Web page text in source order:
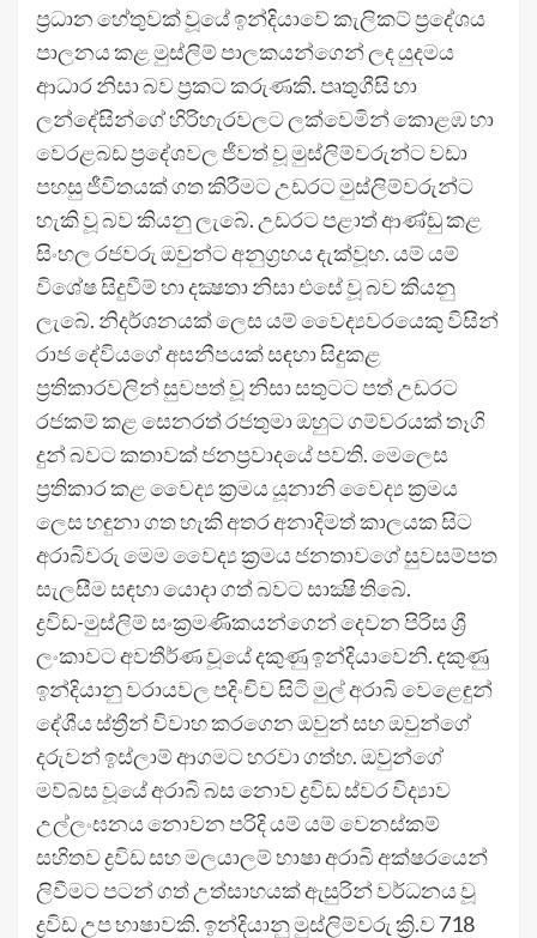
ප්‍රධාන හේතුවක් වූයේ ඉන්දියාවේ කැලිකට් ප්‍රදේශය
පාලනය කළ මුස්ලිම් පාලකයන්ගෙන් ලද යුදමය
ආධාර නිසා බව ප්‍රකට කරුණකි. පෘතුගීසි හා
ලන්දේසින්ගේ හිරිහැරවලට ලක්වෙමින් කොළඹ හා
වෙරළබඩ ප්‍රදේශවල ජීවත් වූ මුස්ලිම්වරුන්ට වඩා
පහසු ජීවිතයක් ගත කිරීමට උඩරට මුස්ලිම්වරුන්ට
හැකි වූ බව කියනු ලැබේ. උඩරට පළාත් ආණ්ඩු කළ
සිංහල රජවරු ඔවුන්ට අනුග්‍රහය දැක්වූහ. යම් යම්
විශේෂ සිදුවීම් හා දක්‍ෂතා නිසා එසේ වූ බව කියනු
ලැබේ. නිදර්ශනයක් ලෙස යම් වෛද්‍යවරයෙකු විසින්
රාජ දේවියගේ අසනීපයක් සඳහා සිදුකළ
ප්‍රතිකාරවලින් සුවපත් වූ නිසා සතුටට පත් උඩරට
රජකම් කළ සෙනරත් රජතුමා ඔහුට ගම්වරයක් තෑගි
දුන් බවට කතාවක් ජනප්‍රවාදයේ පවති. මෙලෙස
ප්‍රතිකාර කළ වෛද්‍ය ක්‍රමය යූනානි වෛද්‍ය ක්‍රමය
ලෙස හඳුනා ගත හැකි අතර අනාදිමත් කාලයක සිට
අරාබිවරු මෙම වෛද්‍ය ක්‍රමය ජනතාවගේ සුවසම්පත
සැලසීම සඳහා යොදා ගත් බවට සාක්‍ෂි තිබේ.
ද්‍රවිඩ-මුස්ලිම් සංක්‍රමණිකයන්ගෙන් දෙවන පිරිස ශ්‍රී
ලංකාවට අවතීර්ණ වූයේ දකුණු ඉන්දියාවෙනි. දකුණු
ඉන්දියානු වරායවල පදිංචිව සිටි මුල් අරාබි වෙළෙඳුන්
දේශීය ස්ත්‍රීන් විවාහ කරගෙන ඔවුන් සහ ඔවුන්ගේ
දරුවන් ඉස්ලාම් ආගමට හරවා ගත්හ. ඔවුන්ගේ
මව්බස වූයේ අරාබි බස නොව ද්‍රවිඩ ස්වර විද්‍යාව
උල්ලංඝනය නොවන පරිදි යම් යම් වෙනස්කම්
සහිතව ද්‍රවිඩ සහ මලයාලම් භාෂා අරාබි අක්ෂරයෙන්
ලිවීමට පටන් ගත් උත්සාහයක් ඇසුරින් වර්ධනය වූ
ද්‍රවිඩ උප භාෂාවකි. ඉන්දියානු මුස්ලිම්වරු ක්‍රි.ව 718